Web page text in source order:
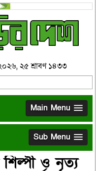
২৫ শ্রাবণ ১৪৩৩
Main Menu
Sub Menu
ও নৃত্য